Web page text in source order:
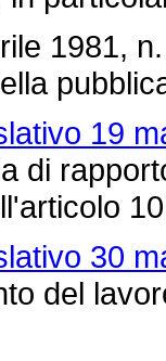
1981,
19
di
30
del